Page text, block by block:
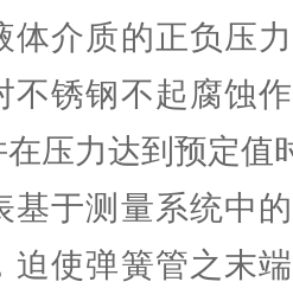
体介质的正负压
不锈钢不起腐蚀
压力达到预定值
基于测量系统中
迫使弹簧管之末